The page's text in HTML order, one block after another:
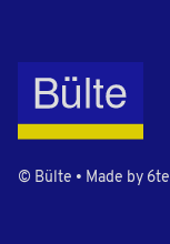
© Bülte • Made by